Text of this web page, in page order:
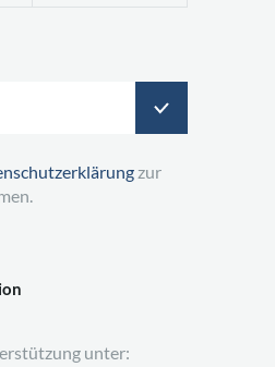
unter:
zur